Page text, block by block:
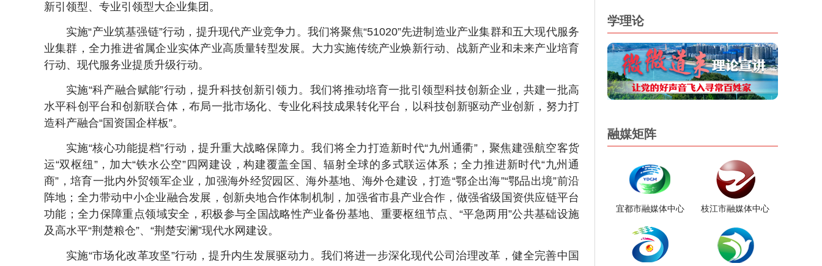
新引领型、专业引领型大企业集团。
实施“产业筑基强链”行动，提升现代产业竞争力。我们将聚焦“51020”先进制造业产业集群和五大现代服务
业集群，全力推进省属企业实体产业高质量转型发展。大力实施传统产业焕新行动、战新产业和未来产业培育
行动、现代服务业提质升级行动。
实施“科产融合赋能”行动，提升科技创新引领力。我们将推动培育一批引领型科技创新企业，共建一批高
水平科创平台和创新联合体，布局一批市场化、专业化科技成果转化平台，以科技创新驱动产业创新，努力打
造科产融合“国资国企样板”。
实施“核心功能提档”行动，提升重大战略保障力。我们将全力打造新时代“九州通衢”，聚焦建强航空客货
运“双枢纽”，加大“铁水公空”四网建设，构建覆盖全国、辐射全球的多式联运体系；全力推进新时代“九州通
商”，培育一批内外贸领军企业，加强海外经贸园区、海外基地、海外仓建设，打造“鄂企出海”“鄂品出境”前沿
阵地；全力带动中小企业融合发展，创新央地合作体制机制，加强省市县产业合作，做强省级国资供应链平台
功能；全力保障重点领域安全，积极参与全国战略性产业备份基地、重要枢纽节点、“平急两用”公共基础设施
及高水平“荆楚粮仓”、“荆楚安澜”现代水网建设。
实施“市场化改革攻坚”行动，提升内生发展驱动力。我们将进一步深化现代公司治理改革，健全完善中国
学理论
融媒矩阵
宜都市融媒体中心 枝江市融媒体中心